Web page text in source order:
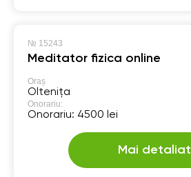
№ 15243
Meditator fizica online
Oraș
Oltenița
Onorariu:
Onorariu: 4500 lei
Mai detaliat